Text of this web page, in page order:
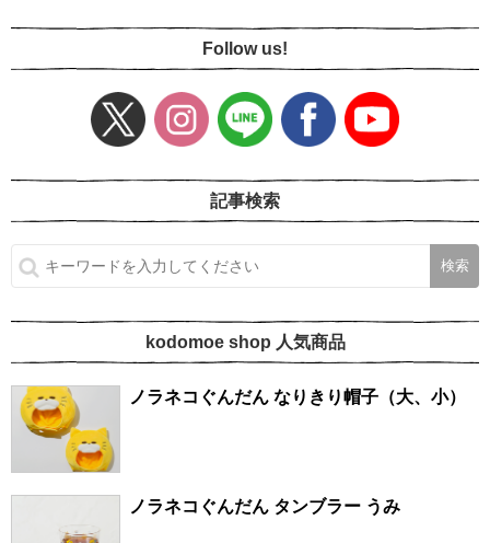
Follow us!
記事検索
kodomoe shop 人気商品
ノラネコぐんだん なりきり帽子（大、小）
ノラネコぐんだん タンブラー うみ